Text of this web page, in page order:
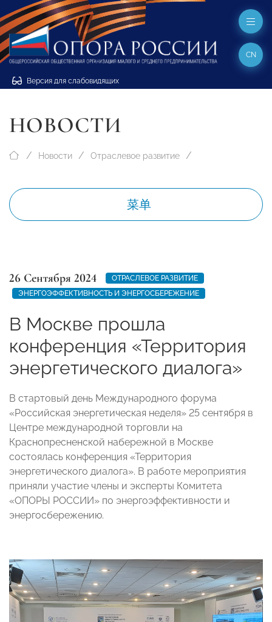
Версия для слабовидящих
CN
НОВОСТИ
Новости Отраслевое развитие
菜单
26 Сентября 2024
ОТРАСЛЕВОЕ РАЗВИТИЕ
ЭНЕРГОЭФФЕКТИВНОСТЬ И ЭНЕРГОСБЕРЕЖЕНИЕ
В Москве прошла
конференция «Территория
энергетического диалога»
В стартовый день Международного форума
«Российская энергетическая неделя» 25 сентября в
Центре международной торговли на
Краснопресненской набережной в Москве
состоялась конференция «Территория
энергетического диалога». В работе мероприятия
приняли участие члены и эксперты Комитета
«ОПОРЫ РОССИИ» по энергоэффективности и
энергосбережению.